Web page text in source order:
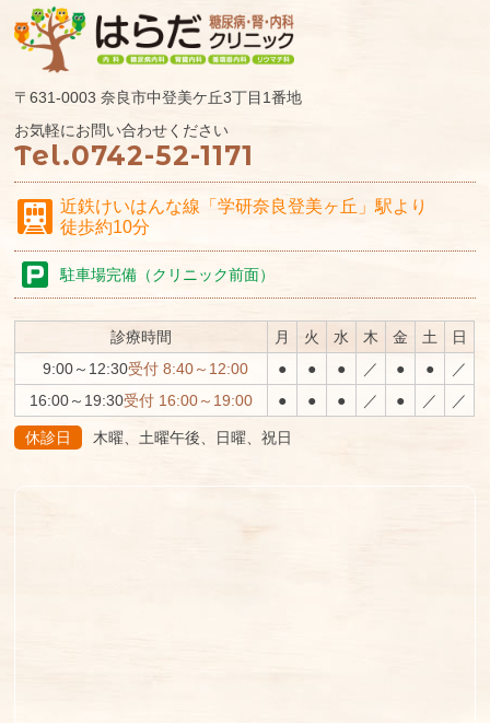
〒631-0003奈良市中登美ケ丘3丁目1番地
お気軽にお問い合わせください
Tel.0742-52-1171
近鉄けいはんな線 「学研奈良登美ヶ丘」駅より
徒歩約10分
駐車場完備（クリニック前面）
診療時間 月 火 水 木 金 土
日
9:00～12:30受付 8:40～12:00 ● ● ● ／ ● ●
／
16:00～19:30受付 16:00～19:00 ● ● ● ／ ● ／ ／
休診日 木曜、土曜午後、日曜、祝日